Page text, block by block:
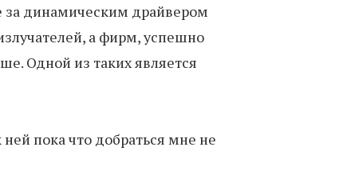
за динамическим драйвером
а фирм, успешно
Одной из таких является
пока что добраться мне не